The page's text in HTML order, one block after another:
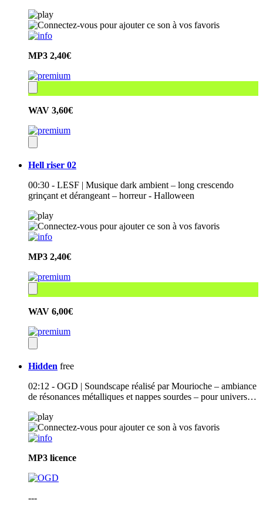
MP3 2,40€
WAV 3,60€
Hell riser 02
00:30 - LESF | Musique dark ambient – long crescendo
grinçant et dérangeant – horreur - Halloween
MP3 2,40€
WAV 6,00€
Hidden free
02:12 - OGD | Soundscape réalisé par Mourioche – ambiance
de résonances métalliques et nappes sourdes – pour univers…
MP3 licence
---